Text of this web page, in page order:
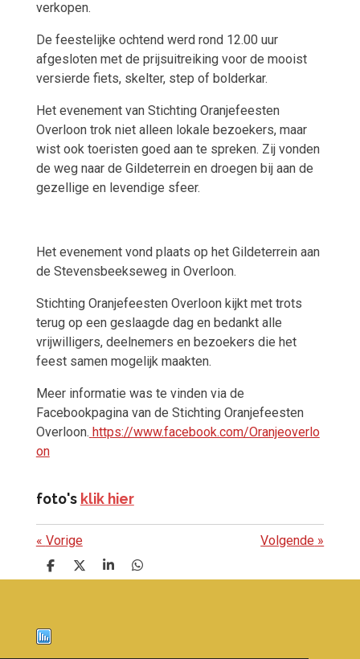
verkopen.
De feestelijke ochtend werd rond 12.00 uur
afgesloten met de prijsuitreiking voor de mooist
versierde fiets, skelter, step of bolderkar.
Het evenement van Stichting Oranjefeesten
Overloon trok niet alleen lokale bezoekers, maar
wist ook toeristen goed aan te spreken. Zij vonden
de weg naar de Gildeterrein en droegen bij aan de
gezellige en levendige sfeer.
Het evenement vond plaats op het Gildeterrein aan
de Stevensbeekseweg in Overloon.
Stichting Oranjefeesten Overloon kijkt met trots
terug op een geslaagde dag en bedankt alle
vrijwilligers, deelnemers en bezoekers die het
feest samen mogelijk maakten.
Meer informatie was te vinden via de
Facebookpagina van de Stichting Oranjefeesten
Overloon. https://www.facebook.com/Oranjeoverlo
on
foto's klik hier
« Vorige Volgende »
D
e
D
e
S
h
D
e